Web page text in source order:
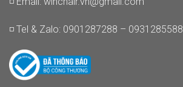
◽ Tel & Zalo: 0901287288 – 0931285588